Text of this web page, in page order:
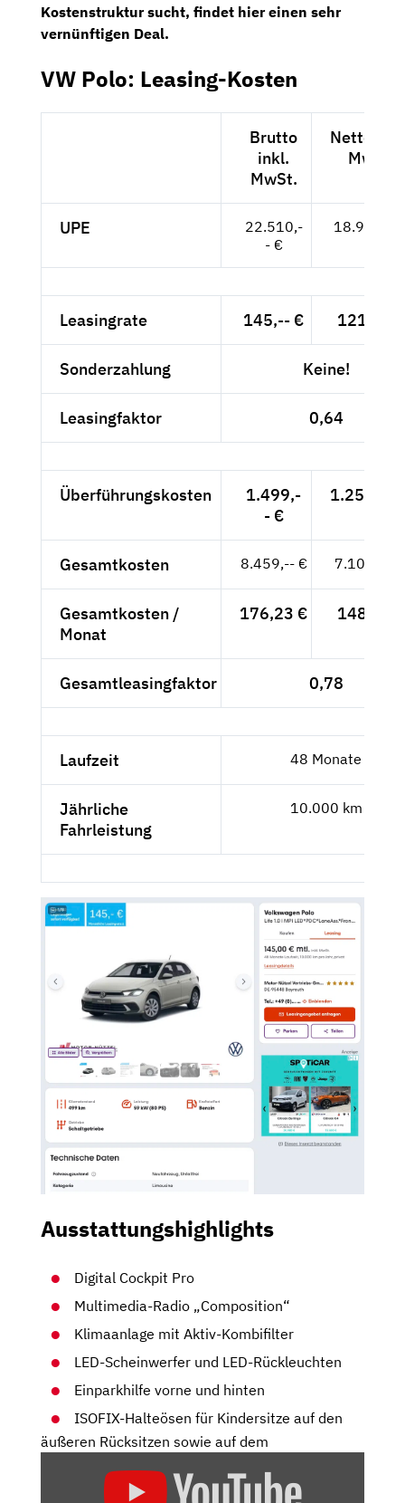
Kostenstruktur sucht, findet hier einen sehr
vernünftigen Deal.
VW Polo: Leasing-Kosten
Brutto
inkl.
MwSt.
Netto
MwSt.
UPE
22.510,-
- €
18.916,--
Leasingrate 145,-- € 121,85 €
Sonderzahlung Keine!
Leasingfaktor 0,64
Überführungskosten
1.499,-
- €
1.259,66
Gesamtkosten 8.459,-- € 7.108,40
Gesamtkosten /
Monat
176,23 € 148,09 €
Gesamtleasingfaktor 0,78
Laufzeit 48 Monate
Jährliche
Fahrleistung
10.000 km
Ausstattungshighlights
Digital Cockpit Pro
Multimedia-Radio „Composition“
Klimaanlage mit Aktiv-Kombifilter
LED-Scheinwerfer und LED-Rückleuchten
Einparkhilfe vorne und hinten
ISOFIX-Halteösen für Kindersitze auf den
äußeren Rücksitzen sowie auf dem